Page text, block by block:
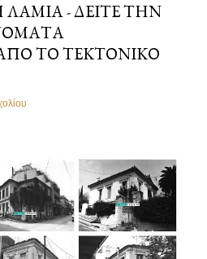
- ΔΕΊΤΕ ΤΗΝ
ΤΟ ΤΕΚΤΟΝΙΚΌ